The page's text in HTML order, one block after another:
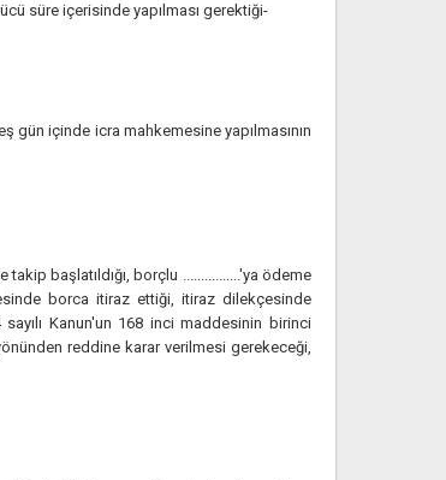
süre içerisinde yapılması gerektiği-
gün içinde icra mahkemesine yapılmasının
başlatıldığı, borçlu ................'ya ödeme
borca itiraz ettiği, itiraz dilekçesinde
Kanun'un 168 inci maddesinin birinci
reddine karar verilmesi gerekeceği,